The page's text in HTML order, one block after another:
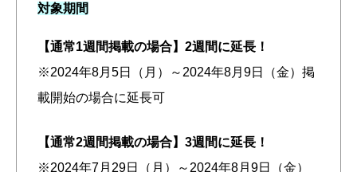
対象期間
【通常1週間掲載の場合】 2週間に延長！
※2024年8月5日（月）～2024年8月9日（金）掲
載開始の場合に延長可
【通常2週間掲載の場合】 3週間に延長！
※2024年7月29日（月）～2024年8月9日（金）